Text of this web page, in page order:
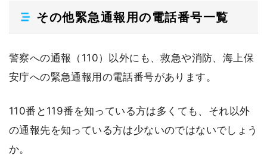
その他緊急通報用の電話番号一覧
警察への通報（110）以外にも、救急や消防、海上保
安庁への緊急通報用の電話番号があります。
110番と119番を知っている方は多くても、それ以外
の通報先を知っている方は少ないのではないでしょう
か。